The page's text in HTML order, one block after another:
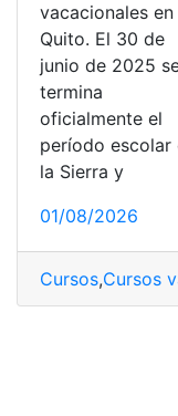
vacacionales en
Quito. El 30 de
junio de 2025
termina
oficialmente el
período escolar
la Sierra y
01/08/2026
Cursos,Cursos